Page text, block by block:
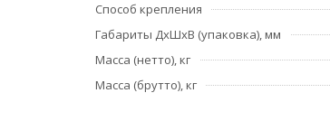
Способ крепления
Габариты ДхШхВ (упаковка), мм
Масса (нетто), кг
Масса (брутто), кг